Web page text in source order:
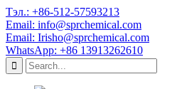
Тэл.: +86-512-57593213
Email: info@sprchemical.com
Email: Irisho@sprchemical.com
WhatsApp: +86 13913262610